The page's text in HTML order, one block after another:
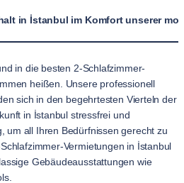
in İstanbul im Komfort unserer
in die besten 2-Schlafzimmer-
heißen. Unsere professionell
sich in den begehrtesten Vierteln der
in İstanbul stressfrei und
um all Ihren Bedürfnissen gerecht zu
Vermietungen in İstanbul
Gebäudeausstattungen wie